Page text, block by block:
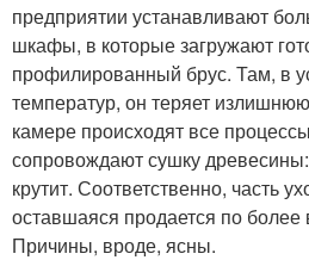
предприятии устанавливают
шкафы, в которые загружают
профилированный брус. Там, в
температур, он теряет
камере происходят все
сопровождают сушку
крутит. Соответственно, часть
оставшаяся продается по более
Причины, вроде, ясны.